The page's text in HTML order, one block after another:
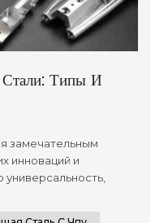
Типы И
На Станках С
замечательным
инноваций и